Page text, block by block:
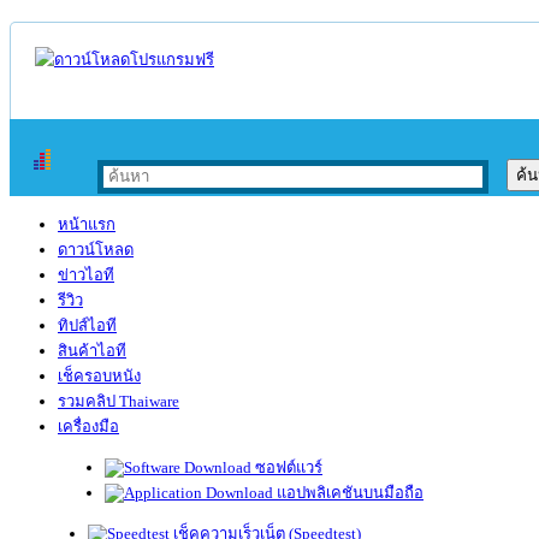
หน้าแรก
ดาวน์โหลด
ข่าวไอที
รีวิว
ทิปส์ไอที
สินค้าไอที
เช็ครอบหนัง
รวมคลิป Thaiware
เครื่องมือ
ซอฟต์แวร์
แอปพลิเคชันบนมือถือ
เช็คความเร็วเน็ต (Speedtest)